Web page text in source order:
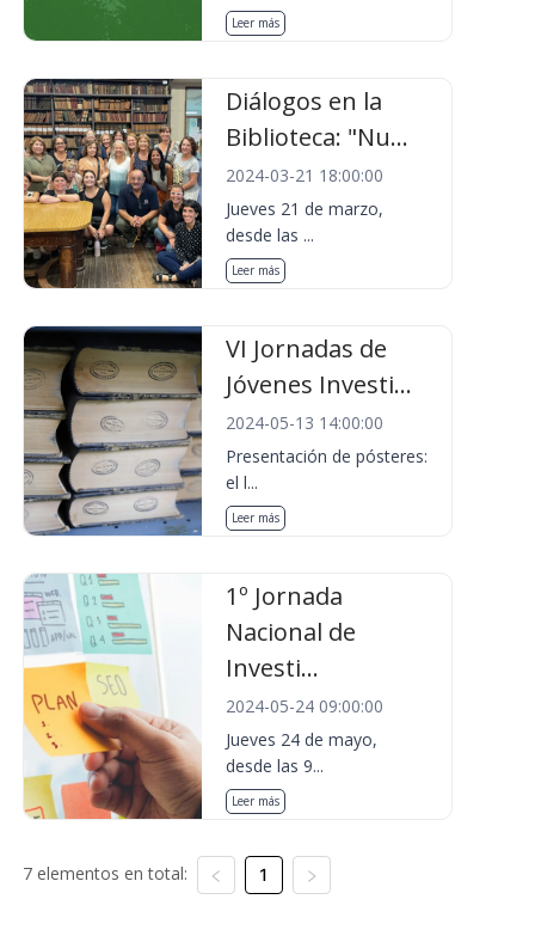
Leer más
Diálogos en la
Biblioteca: "Nu...
2024-03-21 18:00:00
Jueves 21 de marzo,
desde las ...
Leer más
VI Jornadas de
Jóvenes Investi...
2024-05-13 14:00:00
Presentación de pósteres:
el l...
Leer más
1º Jornada
Nacional de
Investi...
2024-05-24 09:00:00
Jueves 24 de mayo,
desde las 9...
Leer más
7 elementos en total: 1